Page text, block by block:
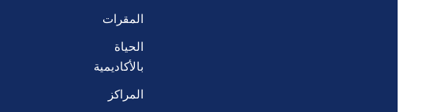
المقرات
الحياة
بالأكاديمية
المراكز